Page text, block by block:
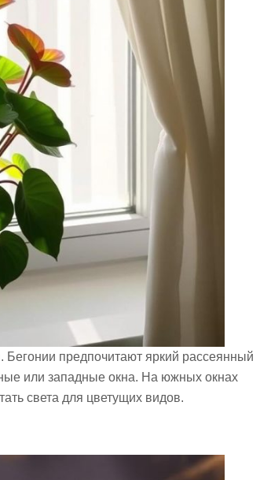
Бегонии предпочитают яркий рассеянный
или западные окна. На южных окнах
света для цветущих видов.